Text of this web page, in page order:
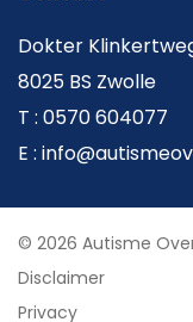
Dokter
8025 BS Zwolle
T : 0570 604077
E :
© 2026 Autisme
Disclaimer
Privacy